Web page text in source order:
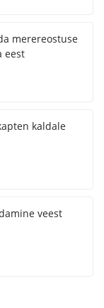
merereostuse
eest
kaldale
veest